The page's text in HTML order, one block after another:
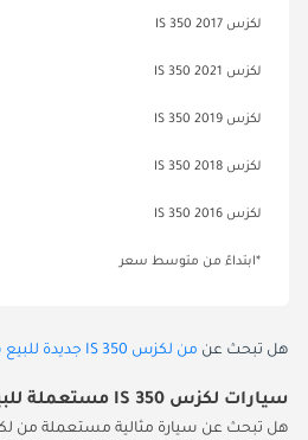
لكزس IS 350 2017
لكزس IS 350 2021
لكزس IS 350 2019
لكزس IS 350 2018
لكزس IS 350 2016
*ابتداءً من متوسط سعر
هل تبحث عن من لكزس IS 350 جديدة للبيع في دبي
سيارات لكزس IS 350 مستعملة للبيع في دبي